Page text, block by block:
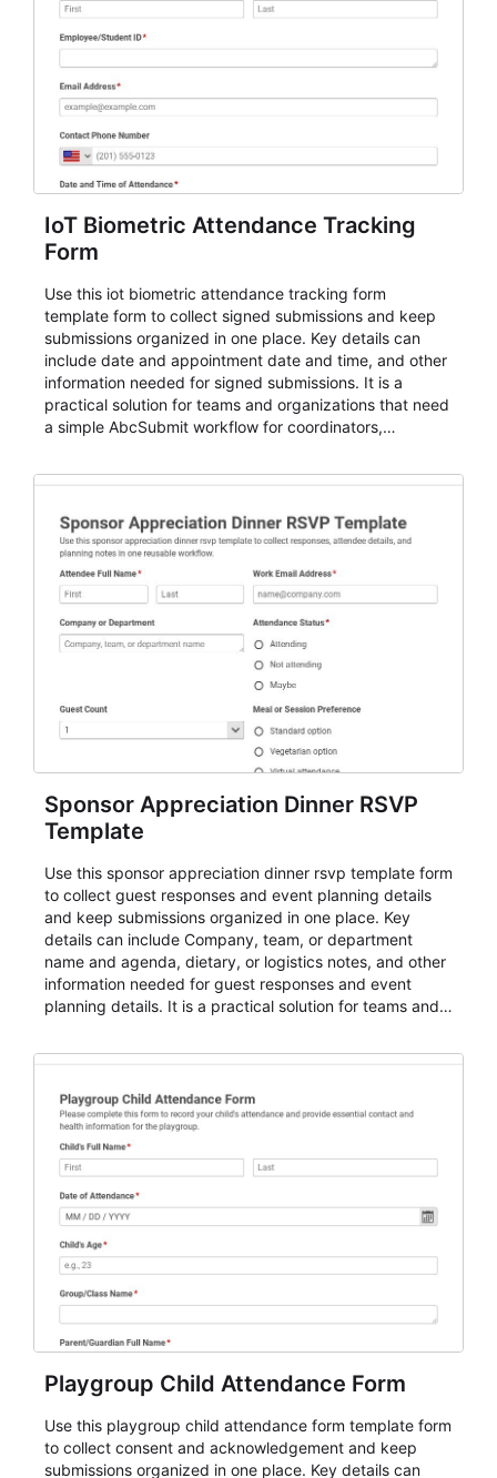
IoT Biometric Attendance Tracking
Form
Use this iot biometric attendance tracking form
template form to collect signed submissions and keep
submissions organized in one place. Key details can
include date and appointment date and time, and other
information needed for signed submissions. It is a
practical solution for teams and organizations that need
a simple AbcSubmit workflow for coordinators,
Sponsor Appreciation Dinner RSVP
Template
Use this sponsor appreciation dinner rsvp template form
to collect guest responses and event planning details
and keep submissions organized in one place. Key
details can include Company, team, or department
name and agenda, dietary, or logistics notes, and other
information needed for guest responses and event
planning details. It is a practical solution for teams and
for teams and organizations.
Playgroup Child Attendance Form
Use this playgroup child attendance form template form
to collect consent and acknowledgement and keep
submissions organized in one place. Key details can